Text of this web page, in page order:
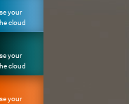
your
cloud
your
cloud
your